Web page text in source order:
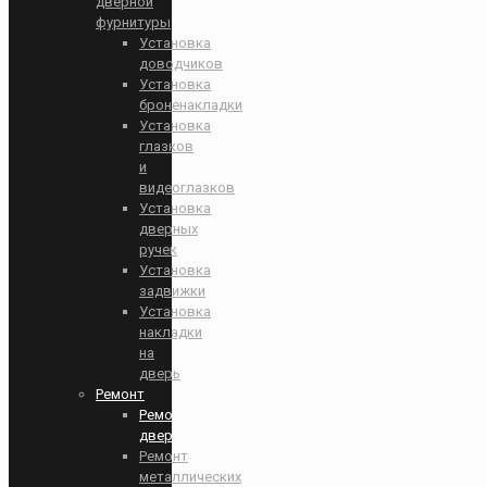
фурнитуры
Установка
доводчиков
Установка
броненакладки
Установка
глазков
и
видеоглазков
Установка
дверных
ручек
Установка
задвижки
Установка
накладки
на
дверь
Ремонт
Ремонт
дверей
Ремонт
металлических